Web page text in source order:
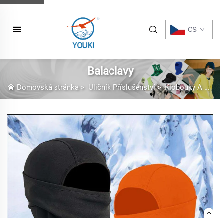
CS
Balaclavy
Domovská stránka> Uličník Příslušenství>Klobouky A Čepice